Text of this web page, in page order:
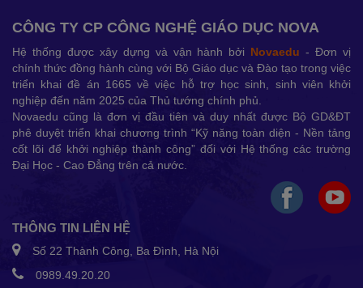
CÔNG TY CP CÔNG NGHỆ GIÁO DỤC NOVA
Hệ thống được xây dựng và vận hành bởi Novaedu - Đơn vị
chính thức đồng hành cùng với Bộ Giáo dục và Đào tạo trong việc
triển khai đề án 1665 về việc hỗ trợ học sinh, sinh viên khởi
nghiệp đến năm 2025 của Thủ tướng chính phủ.
Novaedu cũng là đơn vị đầu tiên và duy nhất được Bộ GD&ĐT
phê duyệt triển khai chương trình “Kỹ năng toàn diện - Nền tảng
cốt lõi để khởi nghiệp thành công” đối với Hệ thống các trường
Đại Học - Cao Đẳng trên cả nước.
THÔNG TIN LIÊN HỆ
Số 22 Thành Công, Ba Đình, Hà Nội
0989.49.20.20